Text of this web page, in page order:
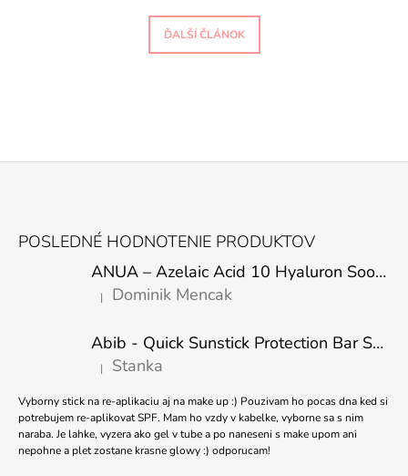
ĎALŠÍ ČLÁNOK
POSLEDNÉ HODNOTENIE PRODUKTOV
ANUA – Azelaic Acid 10 Hyaluron Soothing Serum – 30 ml
Hodnotenie produktu je 5 z 5 hviezdičiek.
| Dominik Mencak
Abib - Quick Sunstick Protection Bar SPF50+ PA++++ 22g
Hodnotenie produktu je 5 z 5 hviezdičiek.
| Stanka
Vyborny stick na re-aplikaciu aj na make up :) Pouzivam ho pocas dna ked si
potrebujem re-aplikovat SPF. Mam ho vzdy v kabelke, vyborne sa s nim
naraba. Je lahke, vyzera ako gel v tube a po naneseni s make upom ani
nepohne a plet zostane krasne glowy :) odporucam!